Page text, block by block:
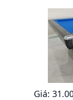
Giá: